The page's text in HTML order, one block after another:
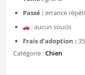
Passé : errance
: aucun soucis
Frais d’adoption :
Catégorie :Chien